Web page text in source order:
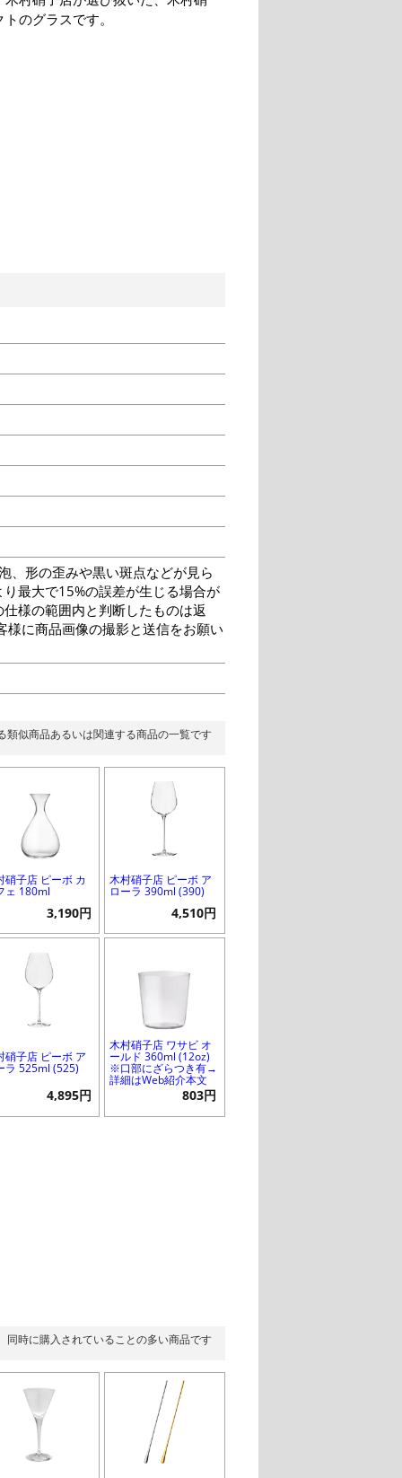
のグラスです。
、形の歪みや黒い斑点などが見ら
最大で15%の誤差が生じる場合が
様の範囲内と判断したものは返
に商品画像の撮影と送信をお願い
類似商品あるいは関連する商品の一覧です
硝子店 ピーボ カ
ェ 180ml
3,190円
木村硝子店 ピーボ ア
ローラ 390ml (390)
4,510円
硝子店 ピーボ ア
ラ 525ml (525)
4,895円
木村硝子店 ワサビ オ
ールド 360ml (12oz)
※口部にざらつき有→
詳細はWeb紹介本文
803円
同時に購入されていることの多い商品です